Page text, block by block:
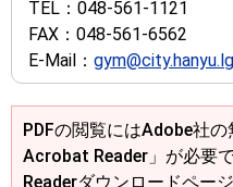
TEL： 048-561-1121
FAX： 048-561-6562
E-Mail：
PDFの閲覧にはAdobe社
Acrobat Reader」が必要
Readerダウンロードペー